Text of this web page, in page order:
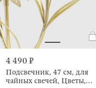
4 490 ₽
Подсвечник, 47 см, для
чайных свечей, Цветы,